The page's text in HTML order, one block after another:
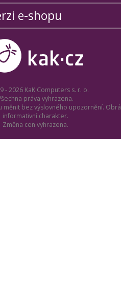
e-shopu
- 2026 KaK Computers s. r. o.
práva vyhrazena.
měnit bez výslovného upozornění.
informativní charakter.
Změna cen vyhrazena.